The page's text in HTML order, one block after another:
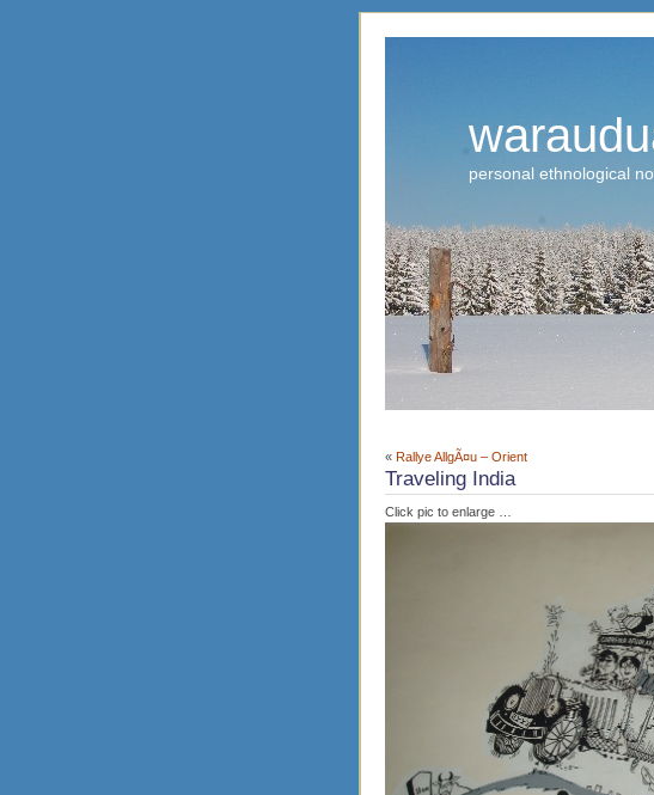
personal ethnological
« Rallye AllgÃ¤u – Orient
Traveling India
Click pic to enlarge …